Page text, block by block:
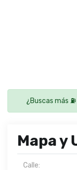
¿Buscas más
Mapa y
Calle: